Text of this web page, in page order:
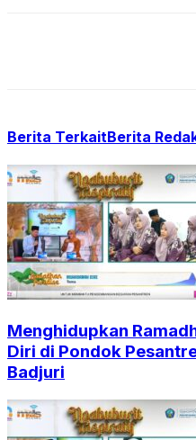
Berita TerkaitBerita
Menghidupkan
Diri di Pondok
Badjuri